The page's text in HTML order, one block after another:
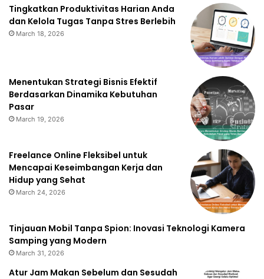
Tingkatkan Produktivitas Harian Anda
dan Kelola Tugas Tanpa Stres Berlebih
March 18, 2026
Menentukan Strategi Bisnis Efektif
Berdasarkan Dinamika Kebutuhan
Pasar
March 19, 2026
Freelance Online Fleksibel untuk
Mencapai Keseimbangan Kerja dan
Hidup yang Sehat
March 24, 2026
Tinjauan Mobil Tanpa Spion: Inovasi Teknologi Kamera
Samping yang Modern
March 31, 2026
Atur Jam Makan Sebelum dan Sesudah